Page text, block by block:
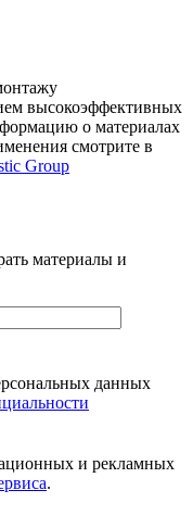
высокоэффективных
о материалах
смотрите в
Group
материалы и
данных
и рекламных
.